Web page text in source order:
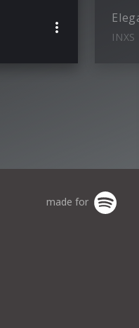
INXS